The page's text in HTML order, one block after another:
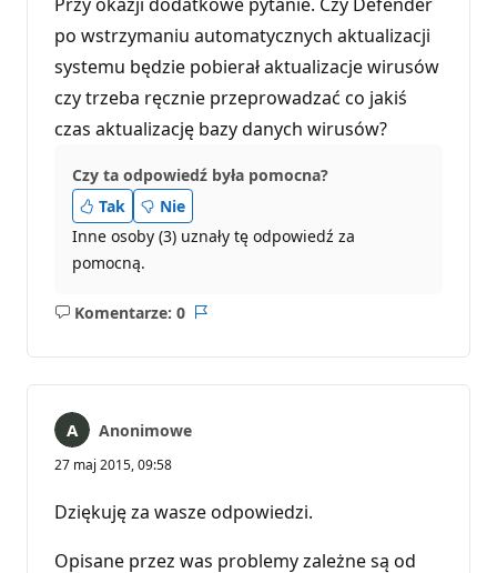
po wstrzymaniu automatycznych aktualizacji
systemu będzie pobierał aktualizacje wirusów
czy trzeba ręcznie przeprowadzać co jakiś
czas aktualizację bazy danych wirusów?
Czy ta odpowiedź była pomocna?
Tak
Nie
Inne osoby (3) uznały tę odpowiedź za
pomocną.
Komentarze: 0
Brak
Anonimowe
27 maj 2015, 09:58
Dziękuję za wasze odpowiedzi.
Opisane przez was problemy zależne są od